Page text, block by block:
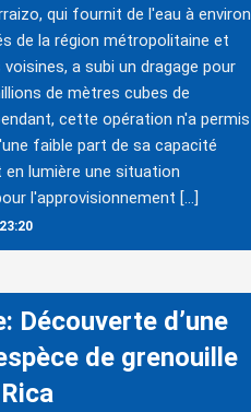
qui fournit de l'eau à environ
de la région métropolitaine et
a subi un dragage pour
de mètres cubes de
cette opération n'a permis
faible part de sa capacité
lumière une situation
l'approvisionnement […]
23:20
Découverte d’une
de grenouille